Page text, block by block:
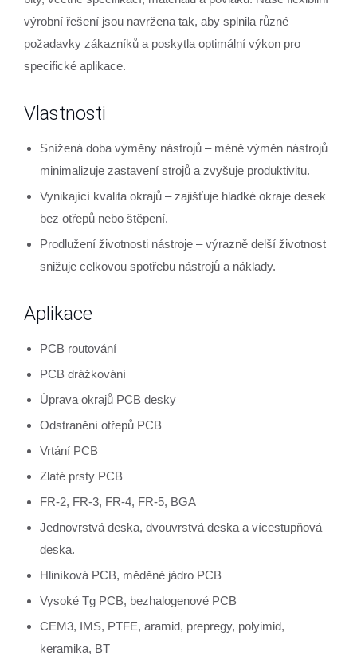
výrobní řešení jsou navržena tak, aby splnila různé
požadavky zákazníků a poskytla optimální výkon pro
specifické aplikace.
Vlastnosti
Snížená doba výměny nástrojů – méně výměn nástrojů
minimalizuje zastavení strojů a zvyšuje produktivitu.
Vynikající kvalita okrajů – zajišťuje hladké okraje desek
bez otřepů nebo štěpení.
Prodlužení životnosti nástroje – výrazně delší životnost
snižuje celkovou spotřebu nástrojů a náklady.
Aplikace
PCB routování
PCB drážkování
Úprava okrajů PCB desky
Odstranění otřepů PCB
Vrtání PCB
Zlaté prsty PCB
FR-2, FR-3, FR-4, FR-5, BGA
Jednovrstvá deska, dvouvrstvá deska a vícestupňová
deska.
Hliníková PCB, měděné jádro PCB
Vysoké Tg PCB, bezhalogenové PCB
CEM3, IMS, PTFE, aramid, prepregy, polyimid,
keramika, BT